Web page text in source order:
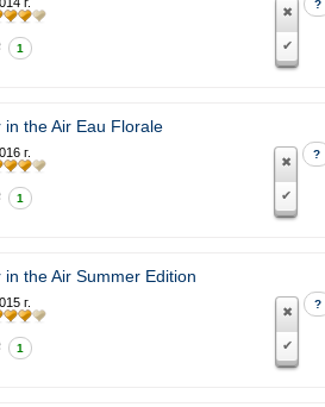
1
?
in the Air Eau Florale
г.
1
?
in the Air Summer Edition
г.
1
?